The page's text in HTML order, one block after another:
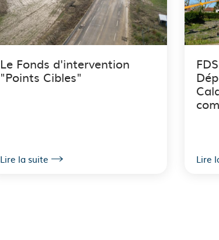
Le Fonds d'intervention
"Points Cibles"
Lire la suite Lire